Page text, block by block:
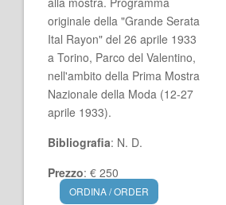
originale della "Grande Serata
Ital Rayon" del 26 aprile 1933
a Torino, Parco del Valentino,
nell'ambito della Prima Mostra
Nazionale della Moda (12-27
aprile 1933).
Bibliografia: N. D.
Prezzo: € 250
ORDINA / ORDER